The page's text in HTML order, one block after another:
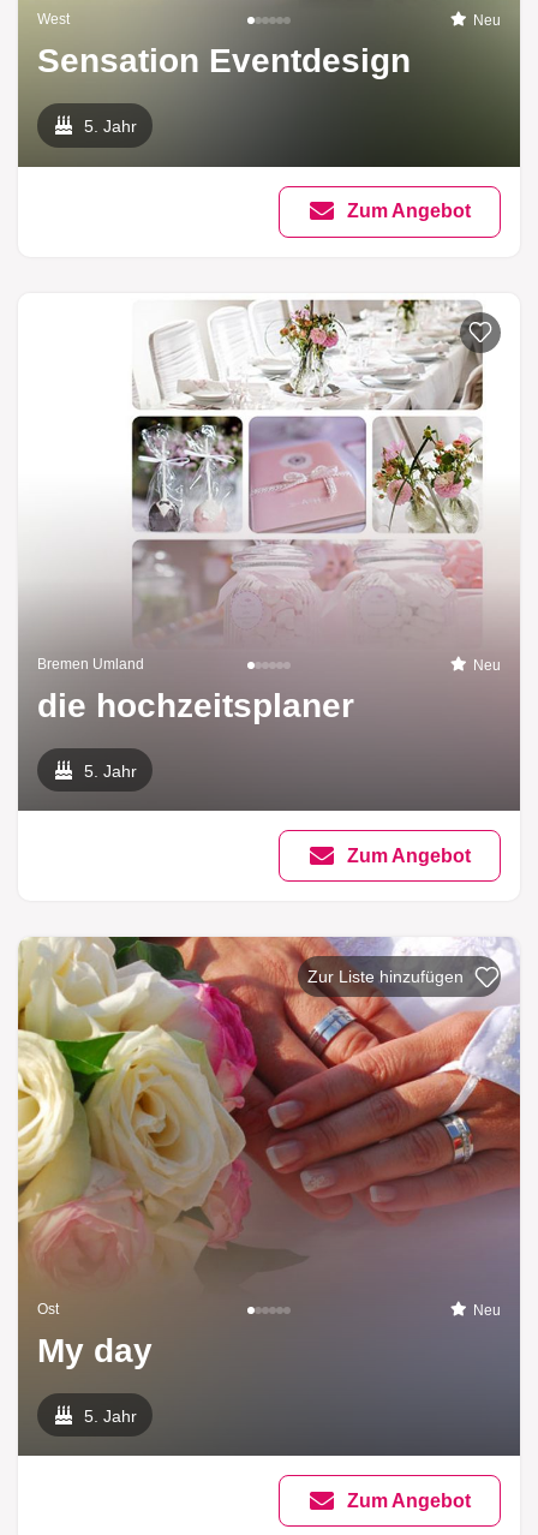
West Neu
Sensation Eventdesign
5. Jahr
Zum Angebot
Bremen Umland Neu
die hochzeitsplaner
5. Jahr
Zum Angebot
Zur Liste hinzufügen
Ost Neu
My day
5. Jahr
Zum Angebot